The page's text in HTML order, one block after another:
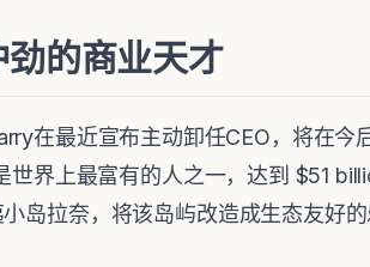
的商业天才
在最近宣布主动卸任CEO，将在今
世界上最富有的人之一，达到 $51
岛拉奈，将该岛屿改造成生态友好的